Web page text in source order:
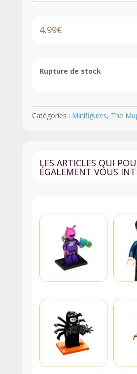
4,99€
Rupture de stock
Catégories : Minifigures, The
LES ARTICLES QUI
ÉGALEMENT VOUS